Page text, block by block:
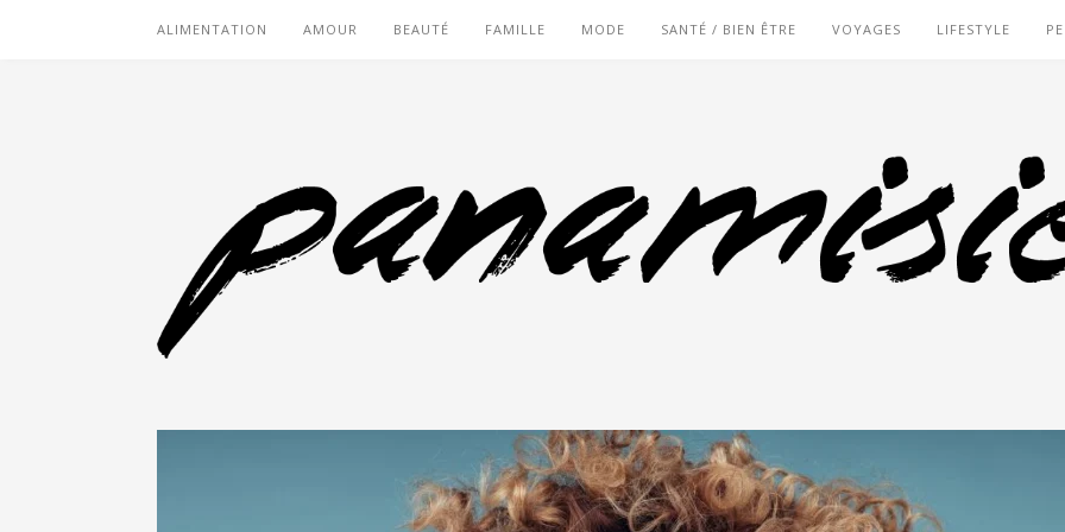
ALIMENTATION AMOUR BEAUTÉ FAMILLE MODE SANTÉ / BIEN ÊTRE VOYAGES LIFESTYLE